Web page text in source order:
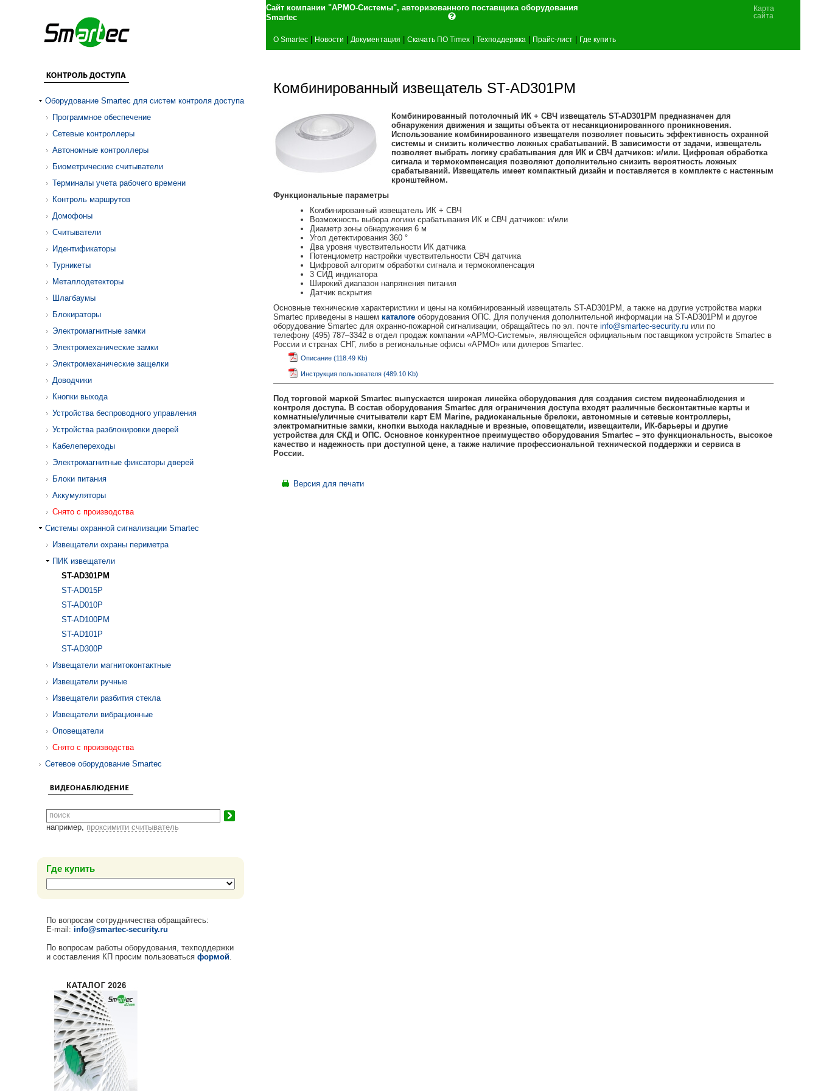
Сайт компании "АРМО-Системы", авторизованного поставщика оборудования
Smartec
Карта
сайта
О Smartec Новости Документация Скачать ПО Timex Техподдержка Прайс-лист Где купить
Оборудование Smartec для систем контроля доступа
Программное обеспечение
Сетевые контроллеры
Автономные контроллеры
Биометрические считыватели
Терминалы учета рабочего времени
Контроль маршрутов
Домофоны
Считыватели
Идентификаторы
Турникеты
Металлодетекторы
Шлагбаумы
Блокираторы
Электромагнитные замки
Электромеханические замки
Электромеханические защелки
Доводчики
Кнопки выхода
Устройства беспроводного управления
Устройства разблокировки дверей
Кабелепереходы
Электромагнитные фиксаторы дверей
Блоки питания
Аккумуляторы
Снято с производства
Системы охранной сигнализации Smartec
Извещатели охраны периметра
ПИК извещатели
ST-AD301PM
ST-AD015P
ST-AD010P
ST-AD100PM
ST-AD101P
ST-AD300P
Извещатели магнитоконтактные
Извещатели ручные
Извещатели разбития стекла
Извещатели вибрационные
Оповещатели
Снято с производства
Сетевое оборудование Smartec
например, проксимити считыватель
Где купить
По вопросам сотрудничества обращайтесь:
E-mail: info@smartec-security.ru
По вопросам работы оборудования, техподдержки
и составления КП просим пользоваться формой
Комбинированный извещатель ST-AD301PM
Комбинированный потолочный ИК + СВЧ извещатель ST-AD301PM предназначен для
обнаружения движения и защиты объекта от несанкционированного проникновения.
Использование комбинированного извещателя позволяет повысить эффективность охранной
системы и снизить количество ложных срабатываний. В зависимости от задачи, извещатель
позволяет выбрать логику срабатывания для ИК и СВЧ датчиков: и/или. Цифровая обработка
сигнала и термокомпенсация позволяют дополнительно снизить вероятность ложных
срабатываний. Извещатель имеет компактный дизайн и поставляется в комплекте с настенным
кронштейном.
Функциональные параметры
Комбинированный извещатель ИК + СВЧ
Возможность выбора логики срабатывания ИК и СВЧ датчиков: и/или
Диаметр зоны обнаружения 6 м
Угол детектирования 360 °
Два уровня чувствительности ИК датчика
Потенциометр настройки чувствительности СВЧ датчика
Цифровой алгоритм обработки сигнала и термокомпенсация
3 СИД индикатора
Широкий диапазон напряжения питания
Датчик вскрытия
Основные технические характеристики и цены на комбинированный извещатель ST-AD301PM, а также на другие устройства марки
Smartec приведены в нашем каталоге оборудования ОПС. Для получения дополнительной информации на ST-AD301PM и другое
оборудование Smartec для охранно-пожарной сигнализации, обращайтесь по эл. почте info@smartec-security.ru или по
телефону (495) 787–3342 в отдел продаж компании «АРМО-Системы», являющейся официальным поставщиком устройств Smartec в
России и странах СНГ, либо в региональные офисы «АРМО» или дилеров Smartec.
Описание (118.49 Kb)
Инструкция пользователя (489.10 Kb)
Под торговой маркой Smartec выпускается широкая линейка оборудования для создания систем видеонаблюдения и
контроля доступа. В состав оборудования Smartec для ограничения доступа входят различные бесконтактные карты и
комнатные/уличные считыватели карт EM Marine, радиоканальные брелоки, автономные и сетевые контроллеры,
электромагнитные замки, кнопки выхода накладные и врезные, оповещатели, извещаители, ИК-барьеры и другие
устройства для СКД и ОПС. Основное конкурентное преимущество оборудования Smartec – это функциональность, высокое
качество и надежность при доступной цене, а также наличие профессиональной технической поддержки и сервиса в
России.
Версия для печати